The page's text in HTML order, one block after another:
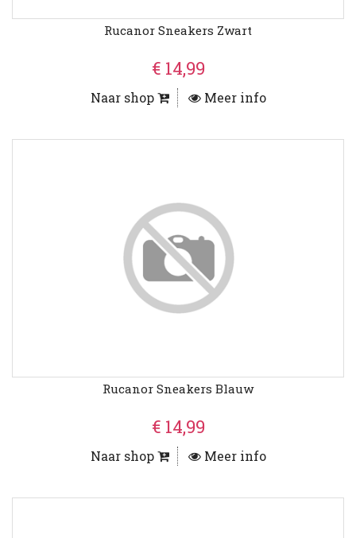
Rucanor Sneakers Zwart
€ 14,99
Naar shop Meer info
Rucanor Sneakers Blauw
€ 14,99
Naar shop Meer info